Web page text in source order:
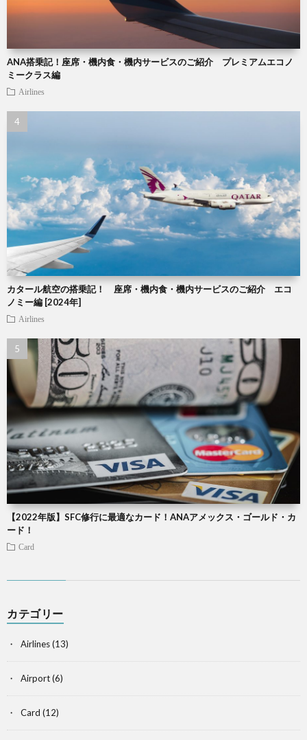
ANA搭乗記！座席・機内食・機内サービスのご紹介 プレミアムエコノ
ミークラス編
Airlines
カタール航空の搭乗記！ 座席・機内食・機内サービスのご紹介 エコ
ノミー編 [2024年]
Airlines
【2022年版】SFC修行に最適なカード！ANAアメックス・ゴールド・カ
ード！
Card
カテゴリー
Airlines(13)
Airport(6)
Card (12)